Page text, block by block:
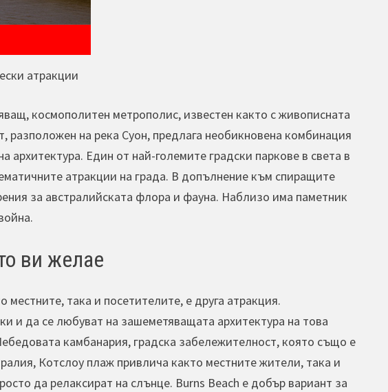
атракции
космополитен метрополис, известен както с живописната
разположен на река Суон, предлага необикновена комбинация
Един от най-големите градски паркове в света в
атракции на града. В допълнение към спиращите
за австралийската флора и фауна. Наблизо има паметник
ви желае
така и посетителите, е друга атракция.
и да се любуват на зашеметяващата архитектура на това
камбанария, градска забележителност, която също е
Котслоу плаж привлича както местните жители, така и
да релаксират на слънце. Burns Beach е добър вариант за